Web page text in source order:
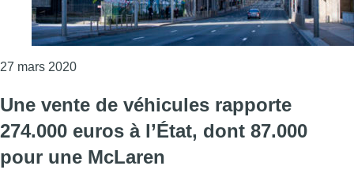
27 mars 2020Consulter l'article "Près de moitié moins de
Une vente de véhicules rapporte
274.000 euros à l’État, dont 87.000
pour une McLaren